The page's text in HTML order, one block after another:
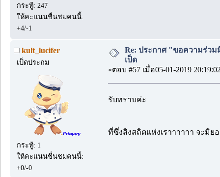
กระทู้: 247
ให้คะแนนชื่นชมคนนี้:
+4/-1
kult_lucifer
เป็ดประถม
กระทู้: 1
ให้คะแนนชื่นชมคนนี้:
+0/-0
Re: ประกาศ "ขอความร่ว
เป็ด
«ตอบ #57 เมื่อ05-01-2019
รับทราบค่ะ
ที่ซึ่งสิงสถิตแห่งเราาาาาา จะมิย